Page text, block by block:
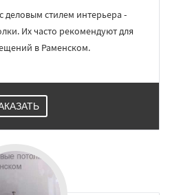
деловым стилем интерьера -
Их часто рекомендуют для
в Раменском.